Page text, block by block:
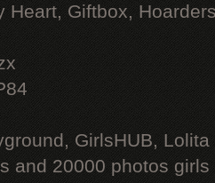
Heart, Giftbox,
GirlsHUB, Lolita
and 20000 photos